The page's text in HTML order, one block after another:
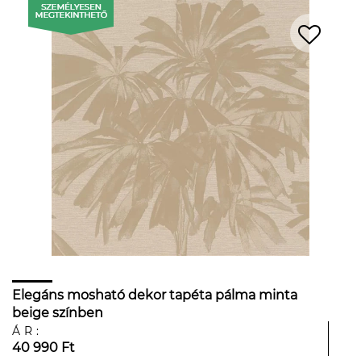
Elegáns mosható dekor tapéta pálma minta
beige színben
ÁR:
40 990 Ft